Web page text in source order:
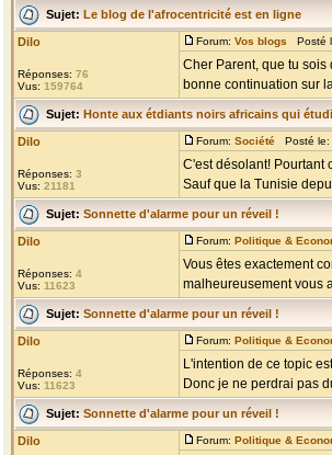
Sujet: Le blog de l'afrocentricité est en ligne
Dilo
Réponses: 76
Vus: 159764
Forum: Vos blogs Posté
Cher Parent, que tu
bonne continuation sur
Sujet: Honte aux étdiants noirs africains qui
Dilo
Réponses: 3
Vus: 21181
Forum: Société Posté le:
C'est désolant! Pourtant
Sauf que la Tunisie
Sujet: Sonnette d'alarme pour un réveil !
Dilo
Réponses: 4
Vus: 11623
Forum: Politique &
Vous êtes exactement
malheureusement vous
Sujet: Sonnette d'alarme pour un réveil !
Dilo
Réponses: 4
Vus: 11623
Forum: Politique &
L'intention de ce topic
Donc je ne perdrai pas
Sujet: Sonnette d'alarme pour un réveil !
Dilo Forum: Politique &